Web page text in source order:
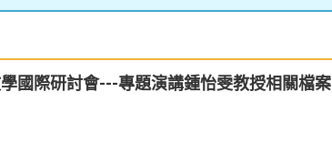
國際研討會---專題演講鍾怡雯教授相關檔案